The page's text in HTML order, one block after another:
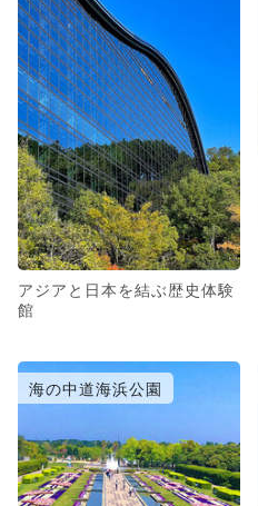
アジアと日本を結ぶ歴史体験
館
海の中道海浜公園